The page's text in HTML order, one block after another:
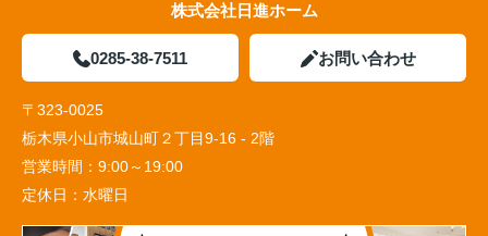
株式会社日進ホーム
0285-38-7511 お問い合わせ
〒323-0025
栃木県小山市城山町２丁目9-16 - 2階
営業時間： 9:00～19:00
定休日： 水曜日